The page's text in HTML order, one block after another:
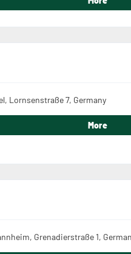
Lornsenstraße 7, Germany
More
Grenadierstraße 1,